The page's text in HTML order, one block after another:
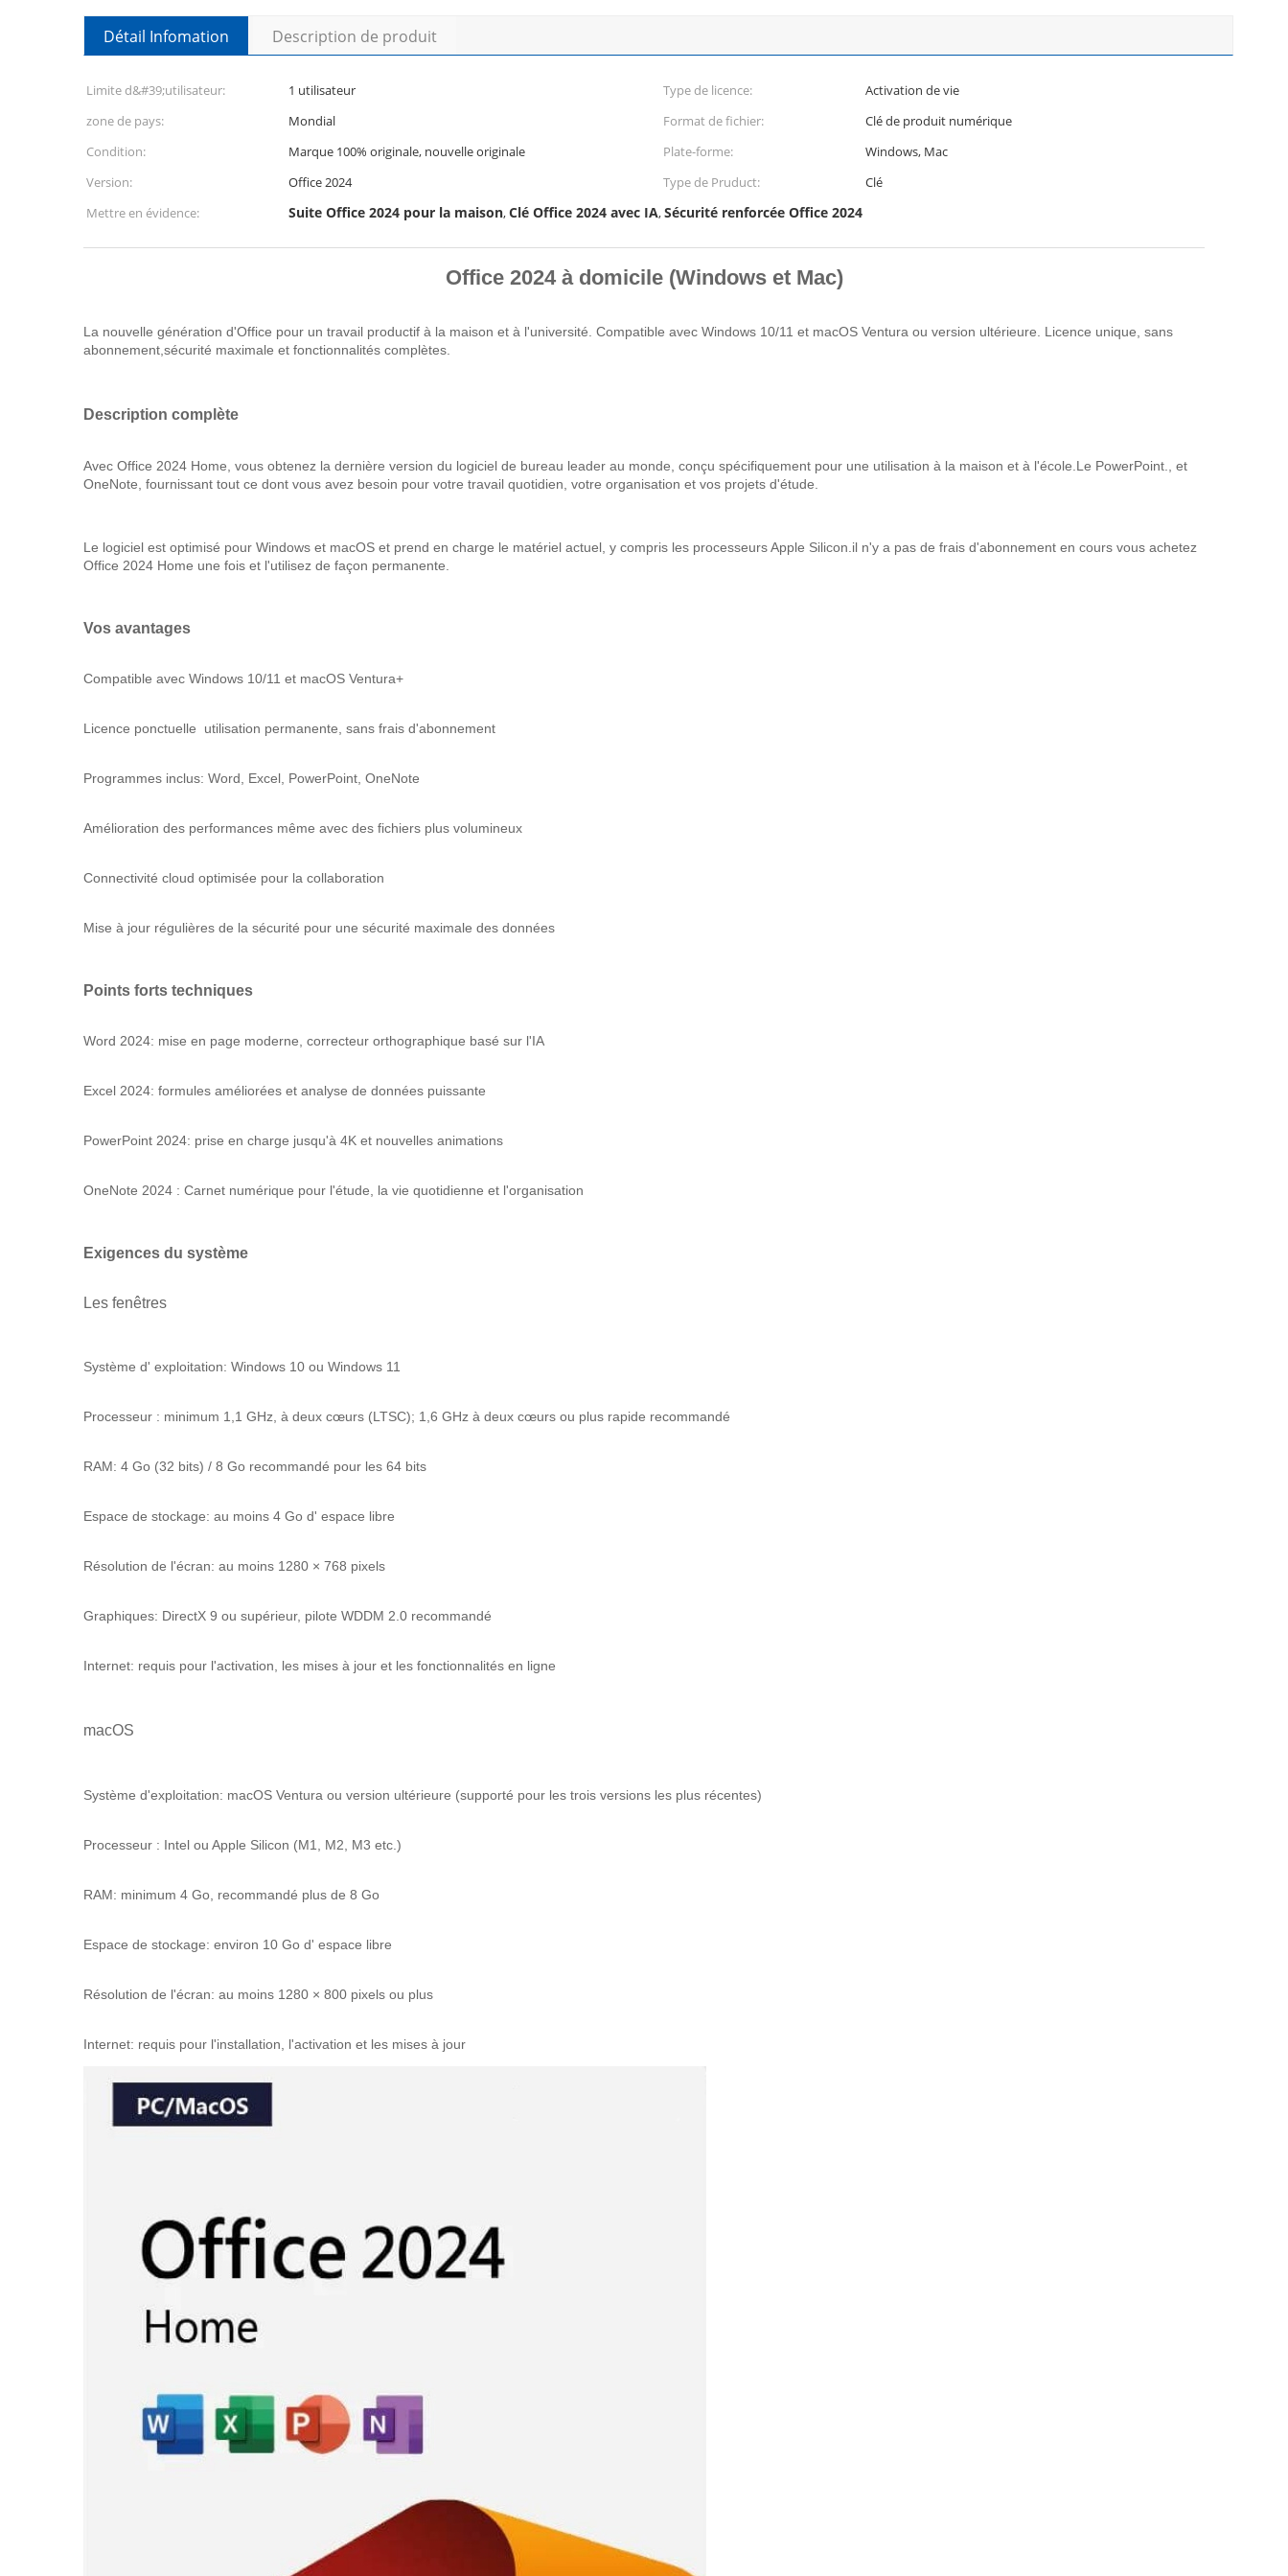
Détail Infomation Description de produit
Limite d&#39;utilisateur: 1 utilisateur Type de licence:
Activation de vie
zone de pays:
Mondial Format de fichier:
Clé de produit numérique
Condition:
Marque 100% originale, nouvelle originale Plate-forme:
Windows, Mac
Version:
Office 2024 Type de Pruduct:
Clé
Mettre en évidence:
Suite Office 2024 pour la maison,Clé Office 2024 avec IA,Sécurité renforcée Office 2024
Office 2024 à domicile (Windows et Mac)
La nouvelle génération d'Office pour un travail productif à la maison et à l'université. Compatible avec Windows 10/11 et macOS Ventura ou version ultérieure. Licence unique, sans
abonnement,sécurité maximale et fonctionnalités complètes.
Description complète
Avec Office 2024 Home, vous obtenez la dernière version du logiciel de bureau leader au monde, conçu spécifiquement pour une utilisation à la maison et à l'école.Le PowerPoint., et
OneNote, fournissant tout ce dont vous avez besoin pour votre travail quotidien, votre organisation et vos projets d'étude.
Le logiciel est optimisé pour Windows et macOS et prend en charge le matériel actuel, y compris les processeurs Apple Silicon.il n'y a pas de frais d'abonnement en cours vous achetez
Office 2024 Home une fois et l'utilisez de façon permanente.
Vos avantages
Compatible avec Windows 10/11 et macOS Ventura+
Licence ponctuelle ️ utilisation permanente, sans frais d'abonnement
Programmes inclus: Word, Excel, PowerPoint, OneNote
Amélioration des performances même avec des fichiers plus volumineux
Connectivité cloud optimisée pour la collaboration
Mise à jour régulières de la sécurité pour une sécurité maximale des données
Points forts techniques
Word 2024: mise en page moderne, correcteur orthographique basé sur l'IA
Excel 2024: formules améliorées et analyse de données puissante
PowerPoint 2024: prise en charge jusqu'à 4K et nouvelles animations
OneNote 2024 : Carnet numérique pour l'étude, la vie quotidienne et l'organisation
Exigences du système
Les fenêtres
Système d' exploitation: Windows 10 ou Windows 11
Processeur : minimum 1,1 GHz, à deux cœurs (LTSC); 1,6 GHz à deux cœurs ou plus rapide recommandé
RAM: 4 Go (32 bits) / 8 Go recommandé pour les 64 bits
Espace de stockage: au moins 4 Go d' espace libre
Résolution de l'écran: au moins 1280 × 768 pixels
Graphiques: DirectX 9 ou supérieur, pilote WDDM 2.0 recommandé
Internet: requis pour l'activation, les mises à jour et les fonctionnalités en ligne
macOS
Système d'exploitation: macOS Ventura ou version ultérieure (supporté pour les trois versions les plus récentes)
Processeur : Intel ou Apple Silicon (M1, M2, M3 etc.)
RAM: minimum 4 Go, recommandé plus de 8 Go
Espace de stockage: environ 10 Go d' espace libre
Résolution de l'écran: au moins 1280 × 800 pixels ou plus
Internet: requis pour l'installation, l'activation et les mises à jour